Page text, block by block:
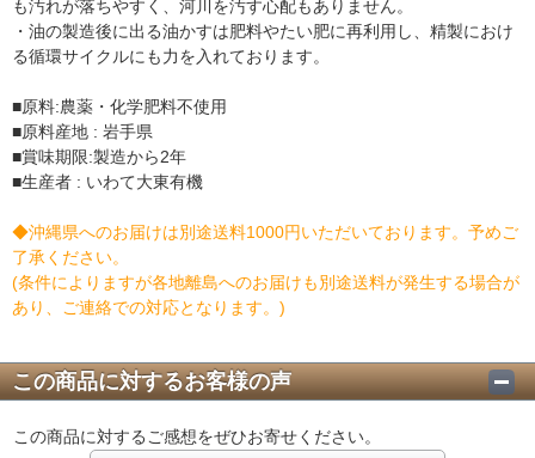
も汚れが落ちやすく、河川を汚す心配もありません。
・油の製造後に出る油かすは肥料やたい肥に再利用し、精製におけ
る循環サイクルにも力を入れております。
■原料:農薬・化学肥料不使用
■原料産地 : 岩手県
■賞味期限:製造から2年
■生産者 : いわて大東有機
◆沖縄県へのお届けは別途送料1000円いただいております。予めご
了承ください。
(条件によりますが各地離島へのお届けも別途送料が発生する場合が
あり、ご連絡での対応となります。)
この商品に対するお客様の声
この商品に対するご感想をぜひお寄せください。